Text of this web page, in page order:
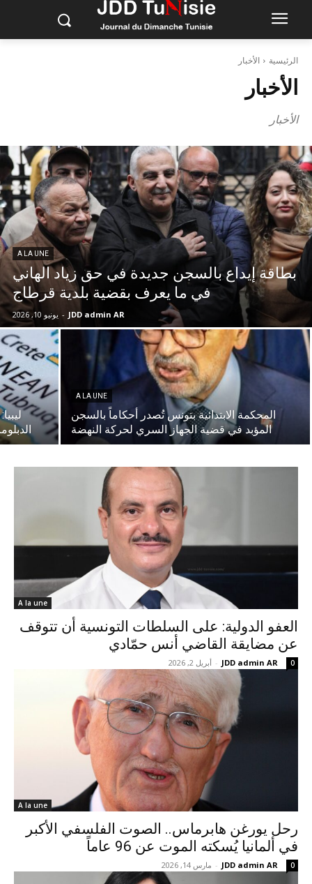
الرئيسية الأخبار
الأخبار
الأخبار
A LA UNE
بطاقة إيداع بالسجن جديدة في حق زياد الهاني
في ما يعرف بقضية بلدية قرطاج
JDD admin AR
- يونيو 10, 2026
A LA UNE
المحكمة الابتدائية بتونس تُصدر أحكاماً بالسجن
المؤبد في قضية الجهاز السري لحركة النهضة
A la une
العفو الدولية: على السلطات التونسية أن تتوقف
عن مضايقة القاضي أنس حمّادي
JDD admin AR
- أبريل 2, 2026 0
A la une
رحل يورغن هابرماس.. الصوت الفلسفي الأكبر
في ألمانيا يُسكته الموت عن 96 عاماً
JDD admin AR
- مارس 14, 2026 0